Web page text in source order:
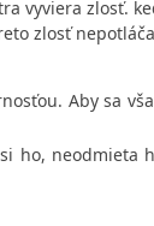
vyviera zlosť.
zlosť
Aby sa
ho, neodmieta